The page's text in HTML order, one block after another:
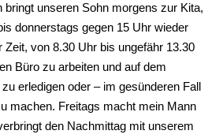
bringt unseren Sohn morgens zur Kita,
donnerstags gegen 15 Uhr wieder
von 8.30 Uhr bis ungefähr 13.30
Büro zu arbeiten und auf dem
erledigen oder – im gesünderen Fall
machen. Freitags macht mein Mann
den Nachmittag mit unserem